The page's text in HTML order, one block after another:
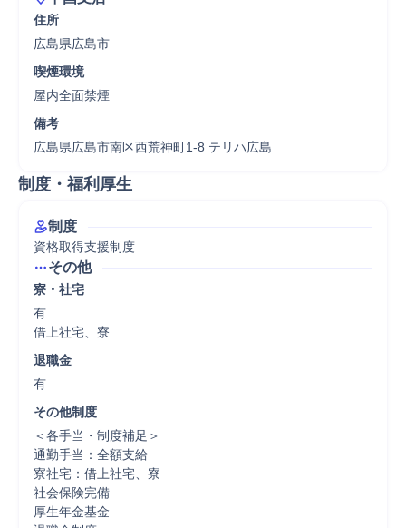
住所
広島県広島市
喫煙環境
屋内全面禁煙
備考
広島県広島市南区西荒神町1-8 テリハ広島
制度・福利厚生
制度
資格取得支援制度
その他
寮・社宅
有
借上社宅、寮
退職金
有
その他制度
＜各手当・制度補足＞
通勤手当：全額支給
寮社宅：借上社宅、寮
社会保険完備
厚生年金基金